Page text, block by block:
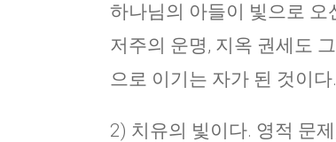
하나님의 아들이 빛으로 오
저주의 운명, 지옥 권세도
으로 이기는 자가 된 것이
2) 치유의 빛이다. 영적 문